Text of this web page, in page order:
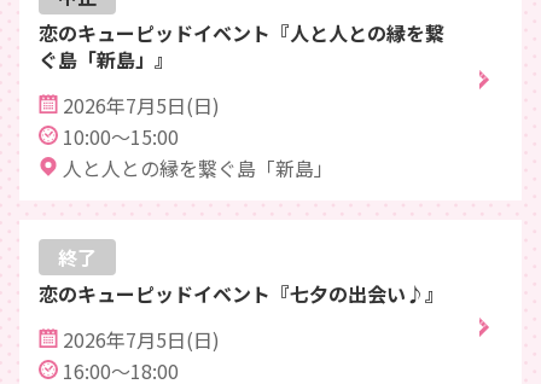
恋のキューピッドイベント『人と人との縁を繋
ぐ島「新島」』
2026年7月5日(日)
10:00～15:00
人と人との縁を繋ぐ島「新島」
終了
恋のキューピッドイベント『七夕の出会い♪』
2026年7月5日(日)
16:00～18:00